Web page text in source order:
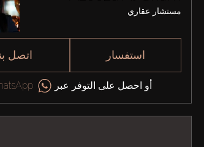
مستشار عقاري
اتصل استفسار
أو احصل على التوفر عبر